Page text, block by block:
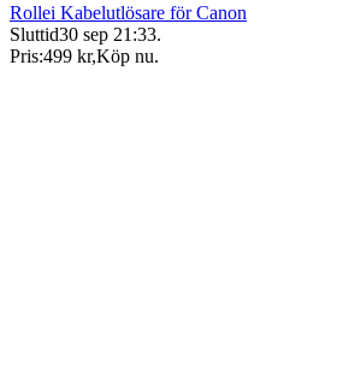
Rollei Kabelutlösare för Canon
Sluttid30 sep 21:33.
Pris:499 kr,Köp nu.